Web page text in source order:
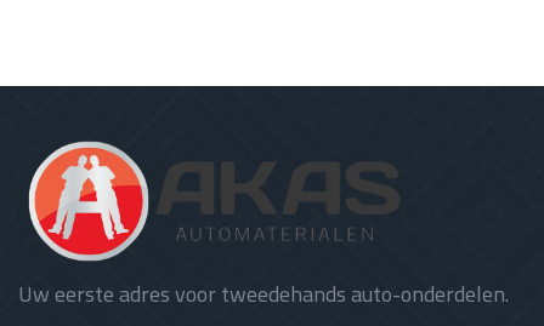
Uw eerste adres voor tweedehands auto-onderdelen.